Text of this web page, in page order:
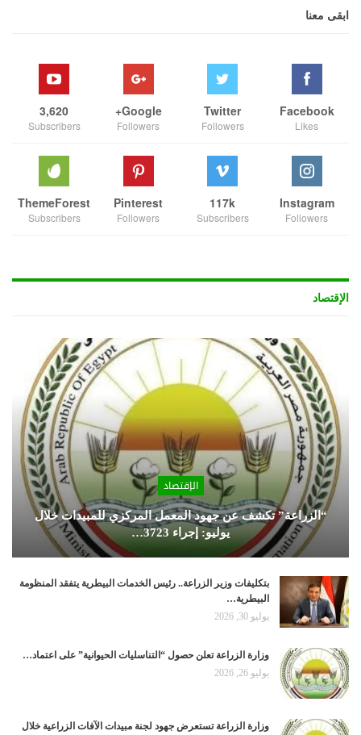
ابقى معنا
Facebook
Likes
Twitter
Followers
Google+
Followers
3,620
Subscribers
Instagram
Followers
117k
Subscribers
Pinterest
Followers
ThemeForest
Subscribers
الإقتصاد
الإقتصاد
“الزراعة” تكشف عن جهود المعمل المركزي للمبيدات خلال
يوليو: إجراء 3723…
بتكليفات وزير الزراعة.. رئيس الخدمات البيطرية يتفقد المنظومة
البيطرية…
يوليو 30, 2026
وزارة الزراعة تعلن حصول “التناسليات الحيوانية” على اعتماد…
يوليو 26, 2026
وزارة الزراعة تستعرض جهود لجنة مبيدات الآفات الزراعية خلال